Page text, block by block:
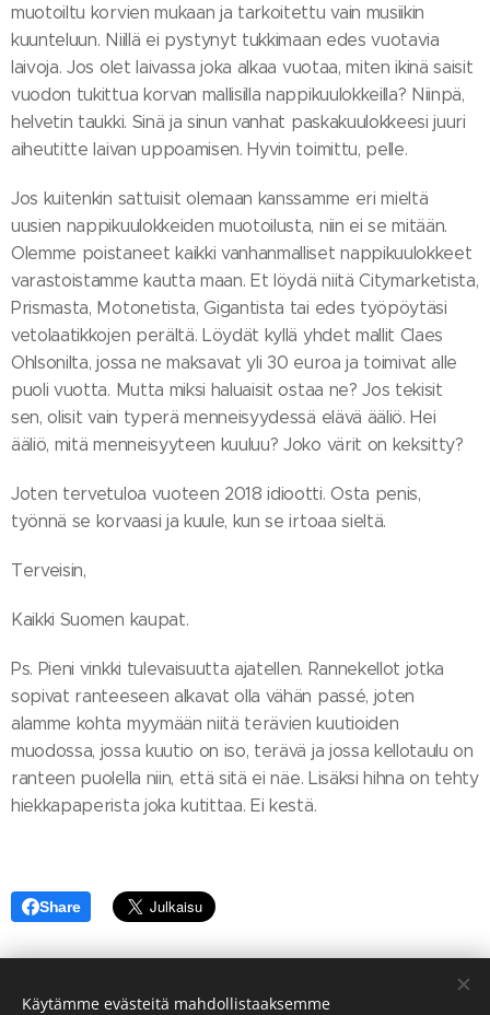
muotoiltu korvien mukaan ja tarkoitettu vain musiikin
kuunteluun. Niillä ei pystynyt tukkimaan edes vuotavia
laivoja. Jos olet laivassa joka alkaa vuotaa, miten ikinä saisit
vuodon tukittua korvan mallisilla nappikuulokkeilla? Niinpä,
helvetin taukki. Sinä ja sinun vanhat paskakuulokkeesi juuri
aiheutitte laivan uppoamisen. Hyvin toimittu, pelle.
Jos kuitenkin sattuisit olemaan kanssamme eri mieltä
uusien nappikuulokkeiden muotoilusta, niin ei se mitään.
Olemme poistaneet kaikki vanhanmalliset nappikuulokkeet
varastoistamme kautta maan. Et löydä niitä Citymarketista,
Prismasta, Motonetista, Gigantista tai edes työpöytäsi
vetolaatikkojen perältä. Löydät kyllä yhdet mallit Claes
Ohlsonilta, jossa ne maksavat yli 30 euroa ja toimivat alle
puoli vuotta. Mutta miksi haluaisit ostaa ne? Jos tekisit
sen, olisit vain typerä menneisyydessä elävä ääliö. Hei
ääliö, mitä menneisyyteen kuuluu? Joko värit on keksitty?
Joten tervetuloa vuoteen 2018 idiootti. Osta penis,
työnnä se korvaasi ja kuule, kun se irtoaa sieltä.
Terveisin,
Kaikki Suomen kaupat.
Ps. Pieni vinkki tulevaisuutta ajatellen. Rannekellot jotka
sopivat ranteeseen alkavat olla vähän passé, joten
alamme kohta myymään niitä terävien kuutioiden
muodossa, jossa kuutio on iso, terävä ja jossa kellotaulu on
ranteen puolella niin, että sitä ei näe. Lisäksi hihna on tehty
hiekkapaperista joka kutittaa. Ei kestä.
Share
Käytämme evästeitä mahdollistaaksemme